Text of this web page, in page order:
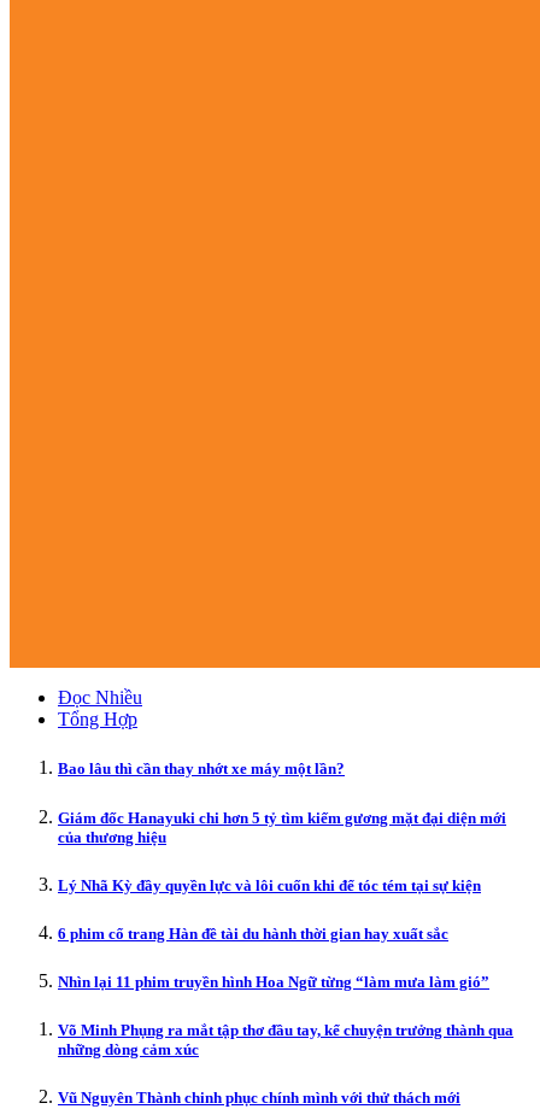
Đọc Nhiều
Tổng Hợp
Bao lâu thì cần thay nhớt xe máy một lần?
Giám đốc Hanayuki chi hơn 5 tỷ tìm kiếm gương mặt đại diện mới
của thương hiệu
Lý Nhã Kỳ đầy quyền lực và lôi cuốn khi để tóc tém tại sự kiện
6 phim cổ trang Hàn đề tài du hành thời gian hay xuất sắc
Nhìn lại 11 phim truyền hình Hoa Ngữ từng “làm mưa làm gió”
Võ Minh Phụng ra mắt tập thơ đầu tay, kể chuyện trưởng thành qua
những dòng cảm xúc
Vũ Nguyên Thành chinh phục chính mình với thử thách mới